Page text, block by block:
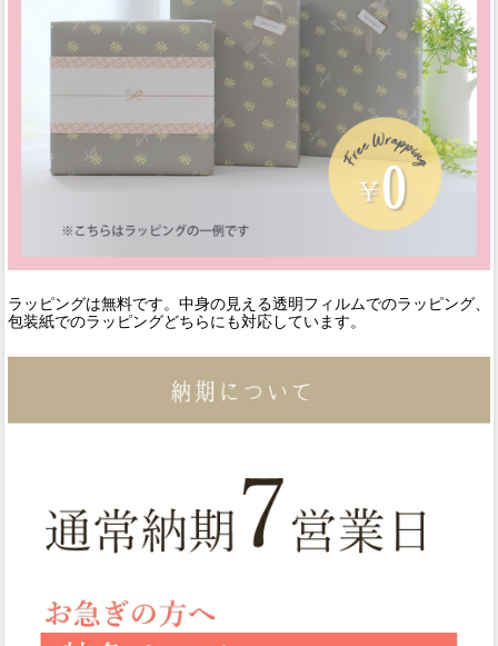
ラッピングは無料です。中身の見える透明フィルムでのラッピング、
包装紙でのラッピングどちらにも対応しています。